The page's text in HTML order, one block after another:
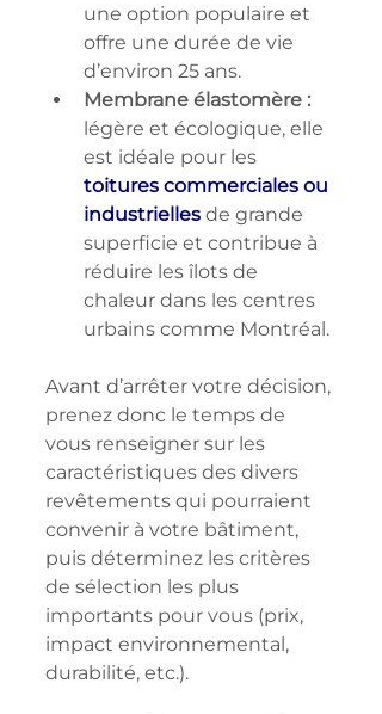
une option populaire et
offre une durée de vie
d’environ 25 ans.
Membrane élastomère :
légère et écologique, elle
est idéale pour les
toitures commerciales ou
industrielles de grande
superficie et contribue à
réduire les îlots de
chaleur dans les centres
urbains comme Montréal.
Avant d’arrêter votre décision,
prenez donc le temps de
vous renseigner sur les
caractéristiques des divers
revêtements qui pourraient
convenir à votre bâtiment,
puis déterminez les critères
de sélection les plus
importants pour vous (prix,
impact environnemental,
durabilité, etc.).